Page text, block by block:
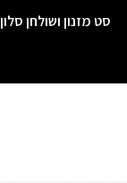
סט מזנון ושולחן סלון